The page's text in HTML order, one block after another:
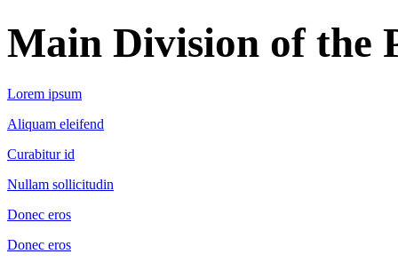
Main Division of the
Lorem ipsum
Aliquam eleifend
Curabitur id
Nullam sollicitudin
Donec eros
Donec eros